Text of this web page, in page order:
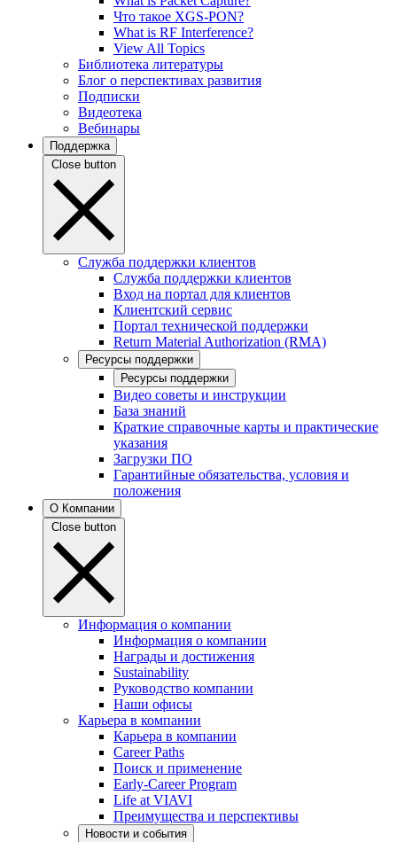
Что такое XGS-PON?
What is RF Interference?
View All Topics
Библиотека литературы
Блог о перспективах развития
Подписки
Видеотека
Вебинары
Поддержка
Close button
Служба поддержки клиентов
Служба поддержки клиентов
Вход на портал для клиентов
Клиентский сервис
Портал технической поддержки
Return Material Authorization (RMA)
Ресурсы поддержки
Ресурсы поддержки
Видео советы и инструкции
База знаний
Краткие справочные карты и практические
указания
Загрузки ПО
Гарантийные обязательства, условия и
положения
О Компании
Close button
Информация о компании
Информация о компании
Награды и достижения
Sustainability
Руководство компании
Наши офисы
Карьера в компании
Карьера в компании
Career Paths
Поиск и применение
Early-Career Program
Life at VIAVI
Преимущества и перспективы
Новости и события